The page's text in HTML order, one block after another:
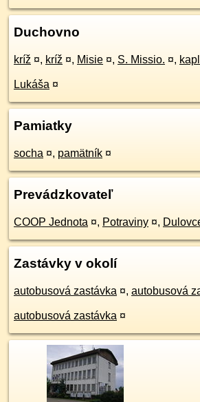
Duchovno
kríž ¤, kríž ¤, Misie ¤, S. Missio. ¤,
Lukáša ¤
Pamiatky
socha ¤, pamätník ¤
Prevádzkovateľ
COOP Jednota ¤, Potraviny ¤,
Zastávky v okolí
autobusová zastávka ¤, autobusová
autobusová zastávka ¤